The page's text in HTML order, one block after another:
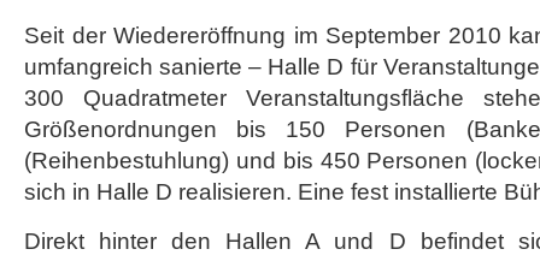
Seit der Wiedereröffnung im September 2010
umfangreich sanierte – Halle D für
300 Quadratmeter Veranstaltungsfläche
Größenordnungen bis 150 Personen
(Reihenbestuhlung) und bis 450 Personen
sich in Halle D realisieren. Eine fest installierte
Direkt hinter den Hallen A und D befindet